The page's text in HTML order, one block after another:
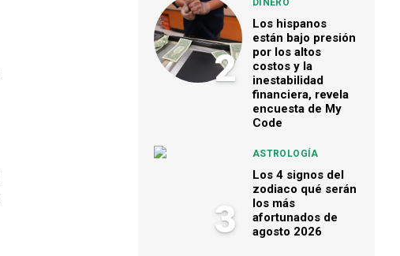
2
DINERO
Los hispanos
están bajo presión
por los altos
costos y la
inestabilidad
financiera, revela
encuesta de My
Code
3
ASTROLOGÍA
Los 4 signos del
zodiaco qué serán
los más
afortunados de
agosto 2026